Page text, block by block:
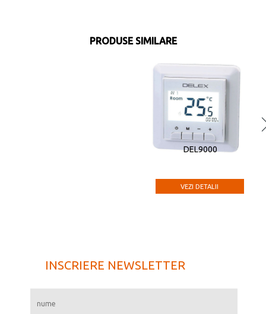
PRODUSE SIMILARE
DEL9000
VEZI DETALII
INSCRIERE NEWSLETTER